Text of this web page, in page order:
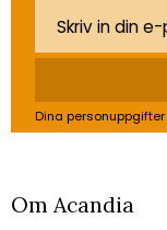
Dina
Om Acandia